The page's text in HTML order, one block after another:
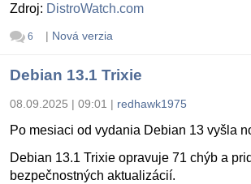
Zdroj: DistroWatch.com
6 | Nová verzia
Debian 13.1 Trixie
08.09.2025 | 09:01 | redhawk1975
Po mesiaci od vydania Debian 13 vyšla
Debian 13.1 Trixie opravuje 71 chýb a
bezpečnostných aktualizácií.